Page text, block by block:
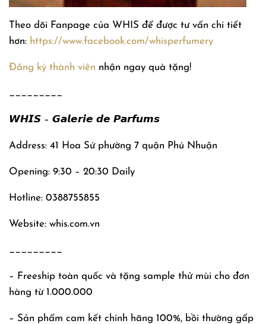
Theo dõi Fanpage của WHIS để được tư vấn chi tiết
hơn: https://www.facebook.com/whisperfumery
Đăng ký thành viên nhận ngay quà tặng!
_________
𝙒𝙃𝙄𝙎 – 𝙂𝙖𝙡𝙚𝙧𝙞𝙚 𝙙𝙚 𝙋𝙖𝙧𝙛𝙪𝙢𝙨
Address: 41 Hoa Sứ phường 7 quận Phú Nhuận
Opening: 9:30 – 20:30 Daily
Hotline: 0388755855
Website: whis.com.vn
_________
– Freeship toàn quốc và tặng sample thử mùi cho đơn
hàng từ 1.000.000
– Sản phẩm cam kết chính hãng 100%, bồi thường gấp